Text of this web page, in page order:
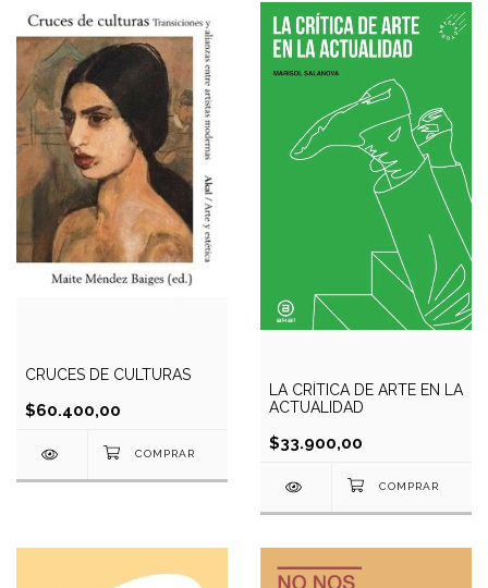
CRUCES DE CULTURAS
$60.400,00
LA CRÍTICA DE ARTE EN LA
ACTUALIDAD
$33.900,00